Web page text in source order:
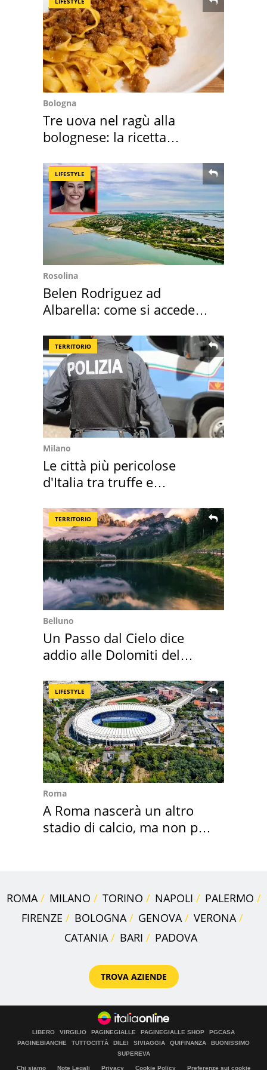
Bologna
Tre uova nel ragù alla
bolognese: la ricetta
LIFESTYLE
Rosolina
Belen Rodriguez ad
Albarella: come si accede
TERRITORIO
Milano
Le città più pericolose
d'Italia tra truffe e
TERRITORIO
Belluno
Un Passo dal Cielo dice
addio alle Dolomiti del
LIFESTYLE
Roma
A Roma nascerà un altro
stadio di calcio, ma non per
ROMA MILANO TORINO NAPOLI
PALERMO
FIRENZE
BOLOGNA GENOVA
VERONA
CATANIA
BARI PADOVA
TROVA AZIENDE
LIBERO VIRGILIO PAGINEGIALLE PAGINEGIALLE SHOP
PGCASA
PAGINEBIANCHE
TUTTOCITTÀ DILEI SIVIAGGIA QUIFINANZA
BUONISSIMO
SUPEREVA
Chi siamo Note Legali Privacy Cookie Policy
Preferenze sui cookie